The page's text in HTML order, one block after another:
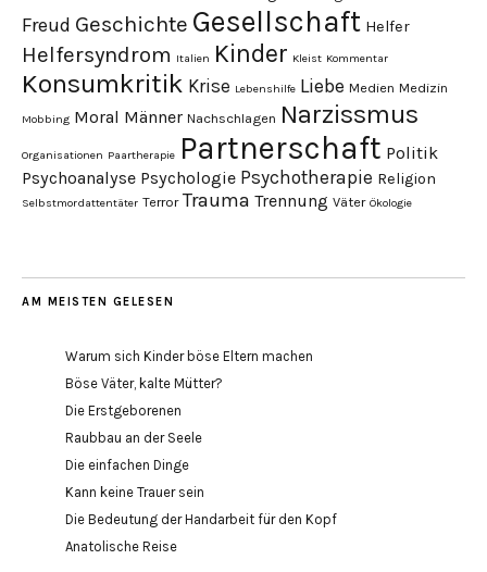
Freud Geschichte Gesellschaft Helfer
Helfersyndrom Italien Kinder Kleist Kommentar
Konsumkritik Krise Lebenshilfe Liebe Medien Medizin
Mobbing Moral Männer Nachschlagen Narzissmus
Organisationen Paartherapie Partnerschaft Politik
Psychoanalyse Psychologie Psychotherapie Religion
Selbstmordattentäter Terror Trauma Trennung Väter Ökologie
AM MEISTEN GELESEN
Warum sich Kinder böse Eltern machen
Böse Väter, kalte Mütter?
Die Erstgeborenen
Raubbau an der Seele
Die einfachen Dinge
Kann keine Trauer sein
Die Bedeutung der Handarbeit für den Kopf
Anatolische Reise